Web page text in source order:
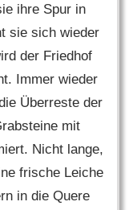
ihre Spur in
sie sich wieder
der Friedhof
Immer wieder
Überreste der
mit
Nicht lange,
frische Leiche
in die Quere